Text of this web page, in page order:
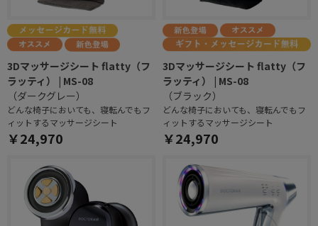
3Dマッサージシート flatty（フ
ラッティ） | MS-08
（ダークグレー）
どんな椅子においても、寝転んでもフ
ィットするマッサージシート
￥24,970
3Dマッサージシート flatty（フ
ラッティ） | MS-08
（ブラック）
どんな椅子においても、寝転んでもフ
ィットするマッサージシート
￥24,970